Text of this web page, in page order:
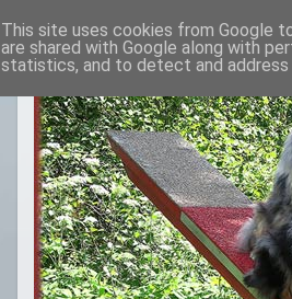
This site uses cookies from Google
are shared with Google along with
statistics, and to detect and address